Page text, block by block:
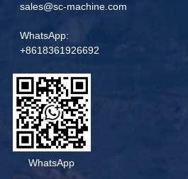
sales@sc-machine.com
WhatsApp:
+8618361926692
WhatsApp